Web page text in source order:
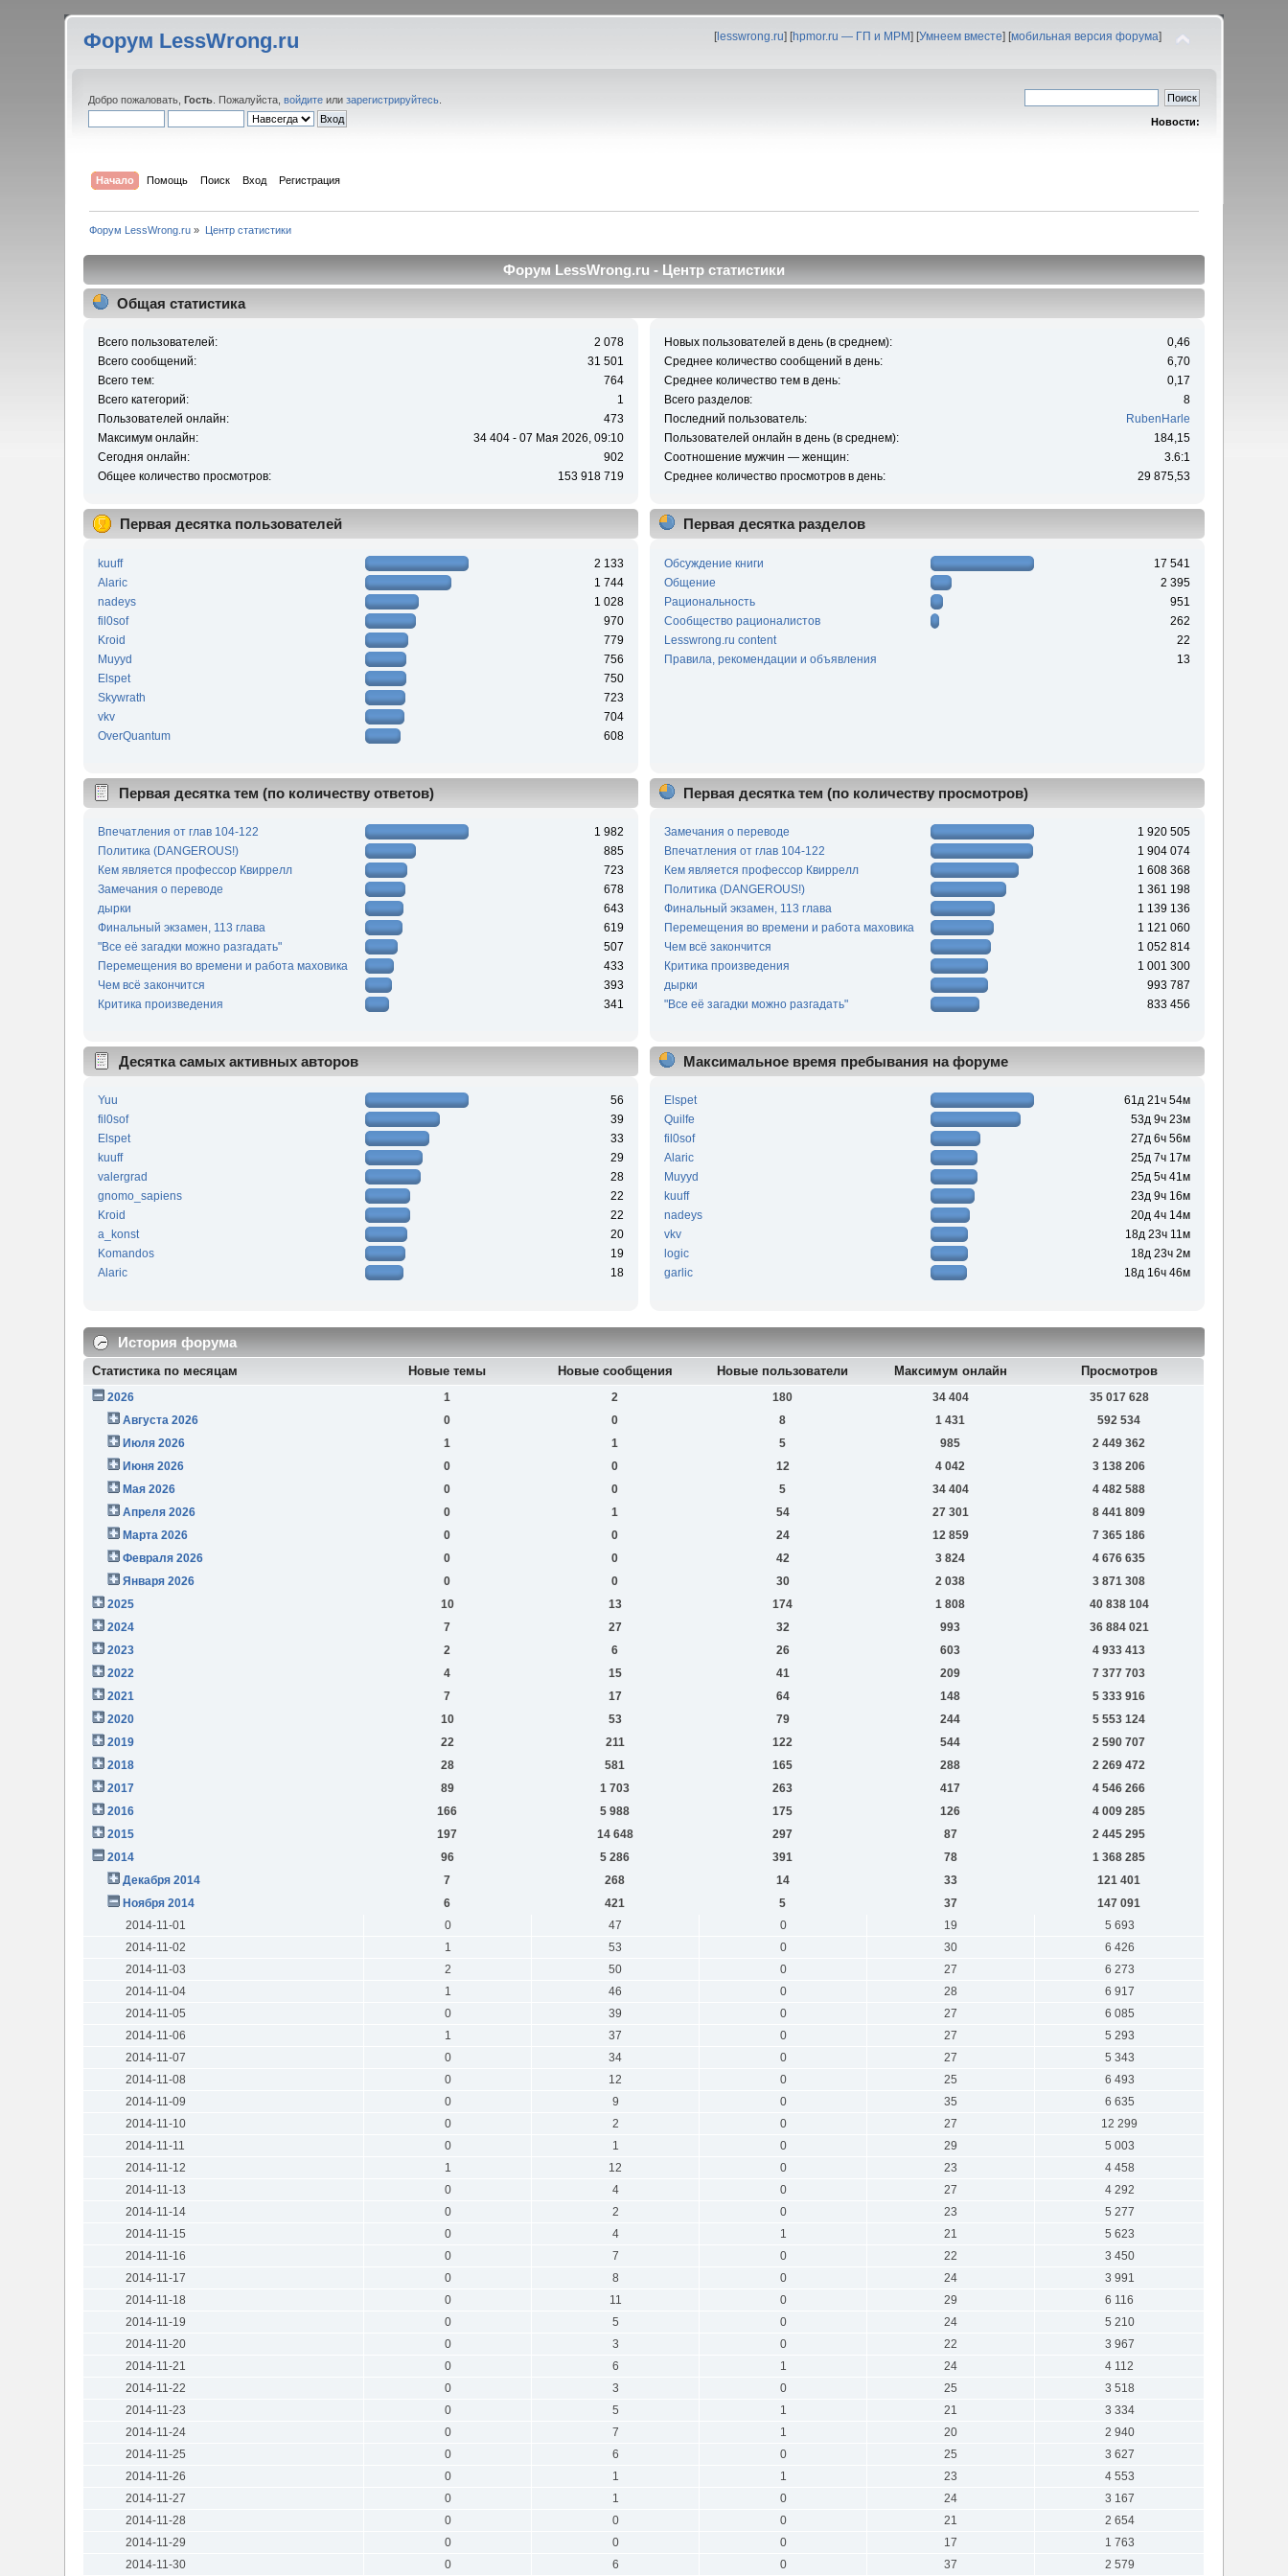
Форум LessWrong.ru [lesswrong.ru] [hpmor.ru — ГП и МРМ] [Умнеем вместе] [мобильная версия форума]
Добро пожаловать,Гость . Пожалуйста,войдите илизарегистрируйтесь
Новости:
Начало Помощь Поиск Вход Регистрация
Форум LessWrong.ru » Центр статистики
Форум LessWrong.ru - Центр статистики
Общая статистика
Всего пользователей:
2 078
Всего сообщений:
31 501
Всего тем:
764
Всего категорий:
1
Пользователей онлайн:
473
Максимум онлайн:
34 404 - 07 Мая 2026, 09:10
Сегодня онлайн:
902
Общее количество просмотров:
153 918 719
Новых пользователей в день (в среднем):
0,46
Среднее количество сообщений в день:
6,70
Среднее количество тем в день:
0,17
Всего разделов:
8
Последний пользователь:
RubenHarle
Пользователей онлайн в день (в среднем):
184,15
Соотношение мужчин — женщин:
3.6:1
Среднее количество просмотров в день:
29 875,53
Первая десятка пользователей
kuuff
2 133
Alaric
1 744
nadeys
1 028
fil0sof
970
Kroid
779
Muyyd
756
Elspet
750
Skywrath
723
vkv
704
OverQuantum
608
Первая десятка разделов
Обсуждение книги
17 541
Общение
2 395
Рациональность
951
Сообщество рационалистов
262
Lesswrong.ru content
22
Правила, рекомендации и объявления
13
Первая десятка тем (по количеству ответов)
Впечатления от глав 104-122
1 982
Политика (DANGEROUS!)
885
Кем является профессор Квиррелл
723
Замечания о переводе
678
дырки
643
Финальный экзамен, 113 глава
619
"Все её загадки можно разгадать"
507
Перемещения во времени и работа маховика
433
Чем всё закончится
393
Критика произведения
341
Первая десятка тем (по количеству просмотров)
Замечания о переводе
1 920 505
Впечатления от глав 104-122
1 904 074
Кем является профессор Квиррелл
1 608 368
Политика (DANGEROUS!)
1 361 198
Финальный экзамен, 113 глава
1 139 136
Перемещения во времени и работа маховика
1 121 060
Чем всё закончится
1 052 814
Критика произведения
1 001 300
дырки
993 787
"Все её загадки можно разгадать"
833 456
Десятка самых активных авторов
Yuu
56
fil0sof
39
Elspet
33
kuuff
29
valergrad
28
gnomo_sapiens
22
Kroid
22
a_konst
20
Komandos
19
Alaric
18
Максимальное время пребывания на форуме
Elspet
61д 21ч 54м
Quilfe
53д 9ч 23м
fil0sof
27д 6ч 56м
Alaric
25д 7ч 17м
Muyyd
25д 5ч 41м
kuuff
23д 9ч 16м
nadeys
20д 4ч 14м
vkv
18д 23ч 11м
logic
18д 23ч 2м
garlic
18д 16ч 46м
История форума
Статистика по месяцам Новые темы Новые сообщения Новые пользователи Максимум онлайн Просмотров
2026 1 2 180 34 404
35 017 628
Августа 2026
0 0 8 1 431
592 534
Июля 2026
1 1 5 985
2 449 362
Июня 2026
0 0 12 4 042
3 138 206
Мая 2026
0 0 5 34 404
4 482 588
Апреля 2026
0 1 54 27 301
8 441 809
Марта 2026
0 0 24 12 859
7 365 186
Февраля 2026
0 0 42 3 824
4 676 635
Января 2026
0 0 30 2 038
3 871 308
2025
10 13 174 1 808
40 838 104
2024
7 27 32 993
36 884 021
2023
2 6 26 603
4 933 413
2022
4 15 41 209
7 377 703
2021
7 17 64 148
5 333 916
2020
10 53 79 244
5 553 124
2019
22 211 122 544
2 590 707
2018
28 581 165 288
2 269 472
2017
89 1 703 263 417
4 546 266
2016
166 5 988 175 126
4 009 285
2015
197 14 648 297 87
2 445 295
2014
96 5 286 391 78
1 368 285
Декабря 2014
7 268 14 33
121 401
Ноября 2014
6 421 5 37
147 091
2014-11-01
0 47 0 19
5 693
2014-11-02
1 53 0 30
6 426
2014-11-03
2 50 0 27
6 273
2014-11-04
1 46 0 28
6 917
2014-11-05
0 39 0 27
6 085
2014-11-06
1 37 0 27
5 293
2014-11-07
0 34 0 27
5 343
2014-11-08
0 12 0 25
6 493
2014-11-09
0 9 0 35
6 635
2014-11-10
0 2 0 27
12 299
2014-11-11
0 1 0 29
5 003
2014-11-12
1 12 0 23
4 458
2014-11-13
0 4 0 27
4 292
2014-11-14
0 2 0 23
5 277
2014-11-15
0 4 1 21
5 623
2014-11-16
0 7 0 22
3 450
2014-11-17
0 8 0 24
3 991
2014-11-18
0 11 0 29
6 116
2014-11-19
0 5 0 24
5 210
2014-11-20
0 3 0 22
3 967
2014-11-21
0 6 1 24
4 112
2014-11-22
0 3 0 25
3 518
2014-11-23
0 5 1 21
3 334
2014-11-24
0 7 1 20
2 940
2014-11-25
0 6 0 25
3 627
2014-11-26
0 1 1 23
4 553
2014-11-27
0 1 0 24
3 167
2014-11-28
0 0 0 21
2 654
2014-11-29
0 0 0 17
1 763
2014-11-30
0 6 0 37 2 579